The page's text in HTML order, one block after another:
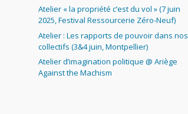
Atelier « la propriété c’est du vol » (7 juin
2025, Festival Ressourcerie Zéro-Neuf)
Atelier : Les rapports de pouvoir dans nos
collectifs (3&4 juin, Montpellier)
Atelier d’imagination politique @ Ariège
Against the Machism